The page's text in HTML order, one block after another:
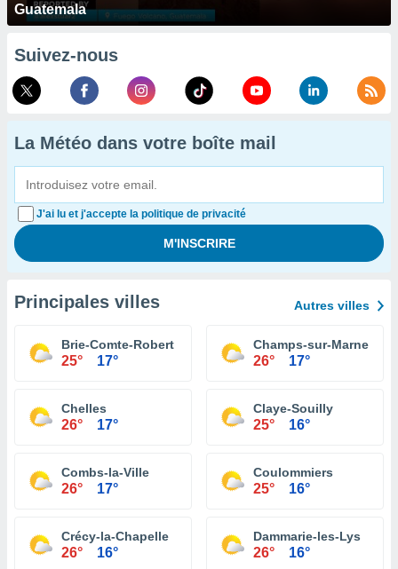
Guatemala
Suivez-nous
La Météo dans votre boîte mail
J'ai lu et j'accepte la politique de privacité
Principales villes Autres villes
Brie-Comte-Robert
25° 17°
Champs-sur-Marne
26° 17°
Chelles
26° 17°
Claye-Souilly
25° 16°
Combs-la-Ville
26° 17°
Coulommiers
25° 16°
Crécy-la-Chapelle
26° 16°
Dammarie-les-Lys
26° 16°